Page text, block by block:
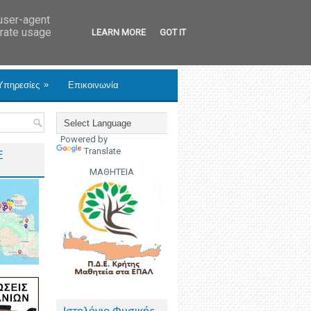
» Επικοινωνία
Powered by
Translate
ΜΑΘΗΤΕΙΑ
agent
usage
LEARN MORE GOT IT